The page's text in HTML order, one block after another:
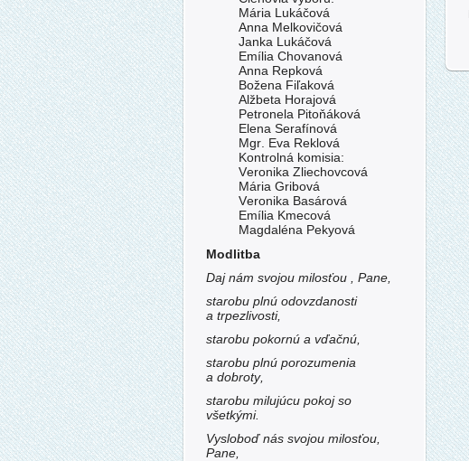
Mária Lukáčová
Anna Melkovičová
Janka Lukáčová
Emília Chovanová
Anna Repková
Božena Fiľaková
Alžbeta Horajová
Petronela Pitoňáková
Elena Serafínová
Mgr. Eva Reklová
Kontrolná komisia:
Veronika Zliechovcová
Mária Gribová
Veronika Basárová
Emília Kmecová
Magdaléna Pekyová
Modlitba
Daj nám svojou milosťou , Pane,
starobu plnú odovzdanosti
a trpezlivosti,
starobu pokornú a vďačnú,
starobu plnú porozumenia
a dobroty,
starobu milujúcu pokoj so
všetkými.
Vysloboď nás svojou milosťou,
Pane,